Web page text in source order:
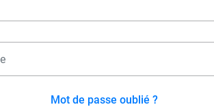
Mot de passe oublié ?